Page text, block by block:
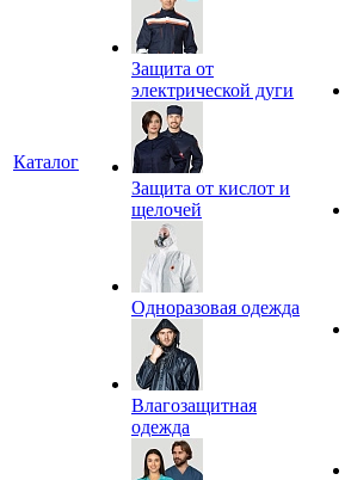
Каталог
Защита от
электрической дуги
Защита от кислот и
щелочей
Одноразовая одежда
Влагозащитная
одежда